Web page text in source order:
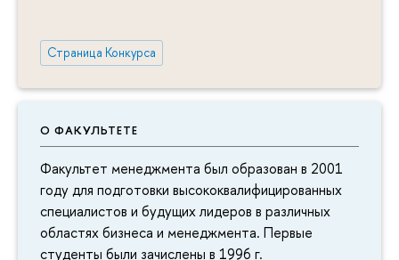
Страница Конкурса
О ФАКУЛЬТЕТЕ
Факультет менеджмента был образован в 2001
году для подготовки высококвалифицированных
специалистов и будущих лидеров в различных
областях бизнеса и менеджмента. Первые
студенты были зачислены в 1996 г.